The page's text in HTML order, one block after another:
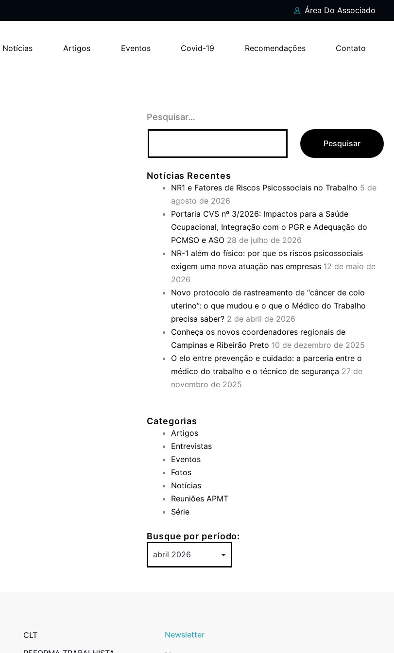
Área Do Associado
Notícias Artigos Eventos Covid-19 Recomendações Contato
Pesquisar…
Notícias Recentes
NR1 e Fatores de Riscos Psicossociais no Trabalho 5 de
agosto de 2026
Portaria CVS nº 3/2026: Impactos para a Saúde
Ocupacional, Integração com o PGR e Adequação do
PCMSO e ASO 28 de julho de 2026
NR-1 além do físico: por que os riscos psicossociais
exigem uma nova atuação nas empresas 12 de maio de
2026
Novo protocolo de rastreamento de “câncer de colo
uterino”: o que mudou e o que o Médico do Trabalho
precisa saber? 2 de abril de 2026
Conheça os novos coordenadores regionais de
Campinas e Ribeirão Preto 10 de dezembro de 2025
O elo entre prevenção e cuidado: a parceria entre o
médico do trabalho e o técnico de segurança 27 de
novembro de 2025
Categorias
Artigos
Entrevistas
Eventos
Fotos
Notícias
Reuniões APMT
Série
Busque por período:
CLT
Newsletter